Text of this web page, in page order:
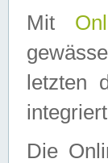
Mit
letzten
Die